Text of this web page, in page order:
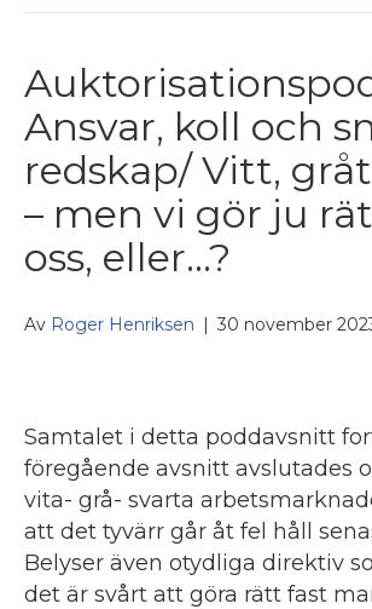
Ansvar, koll och
redskap/ Vitt,
– men vi gör ju
oss, eller…?
Av Roger Henriksen | 30 november
Samtalet i detta poddavsnitt
föregående avsnitt avslutades
vita- grå- svarta
att det tyvärr går åt fel håll
Belyser även otydliga direktiv
det är svårt att göra rätt fast